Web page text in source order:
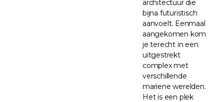
architectuur die
bijna futuristisch
aanvoelt. Eenmaal
aangekomen kom
je terecht in een
uitgestrekt
complex met
verschillende
mariene werelden.
Het is een plek